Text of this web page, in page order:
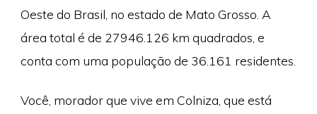
Oeste do Brasil, no estado de Mato Grosso. A
área total é de 27946.126 km quadrados, e
conta com uma população de 36.161 residentes.
Você, morador que vive em Colniza, que está